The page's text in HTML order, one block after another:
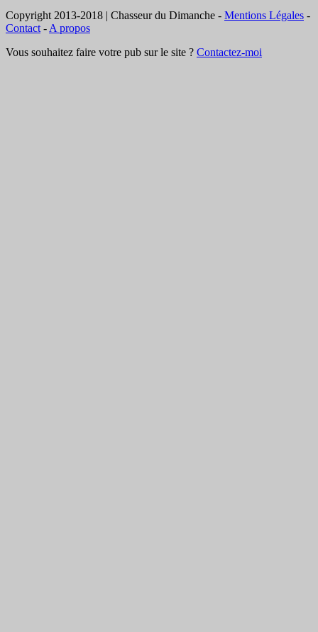
Copyright 2013-2018 | Chasseur du Dimanche - Mentions Légales -
Contact - A propos
Vous souhaitez faire votre pub sur le site ? Contactez-moi